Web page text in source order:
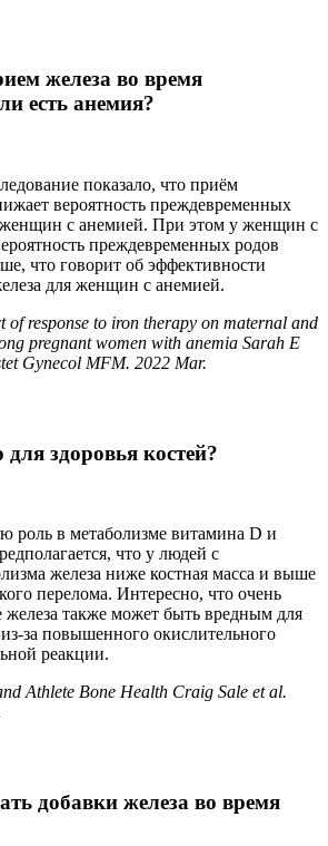
железа во время
есть анемия?
показало, что приём
вероятность преждевременных
с анемией. При этом у женщин с
преждевременных родов
что говорит об эффективности
для женщин с анемией.
response to iron therapy on maternal and
pregnant women with anemia Sarah E
Gynecol MFM. 2022 Mar.
здоровья костей?
роль в метаболизме витамина D и
что у людей с
железа ниже костная масса и выше
перелома. Интересно, что очень
железа также может быть вредным для
из-за повышенного окислительного
реакции.
Athlete Bone Health Craig Sale et al.
добавки железа во время